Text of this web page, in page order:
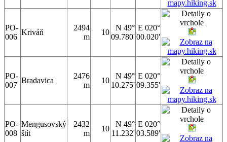
PO-
006
Kriváň
2494
m
10
N 49°
09.780'
E 020°
00.020'
PO-
007
Bradavica
2476
m
10
N 49°
10.275'
E 020°
09.355'
PO-
008
Mengusovský
štít
2432
m
10
N 49°
11.232'
E 020°
03.589'